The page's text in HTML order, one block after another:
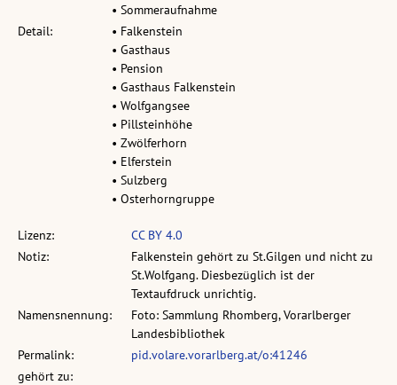
• Sommeraufnahme
Detail:
• Falkenstein
• Gasthaus
• Pension
• Gasthaus Falkenstein
• Wolfgangsee
• Pillsteinhöhe
• Zwölferhorn
• Elferstein
• Sulzberg
• Osterhorngruppe
Lizenz:
CC BY 4.0
Notiz:
Falkenstein gehört zu St.Gilgen und nicht zu
St.Wolfgang. Diesbezüglich ist der
Textaufdruck unrichtig.
Namensnennung:
Foto: Sammlung Rhomberg, Vorarlberger
Landesbibliothek
Permalink:
pid.volare.vorarlberg.at/o:41246
gehört zu: